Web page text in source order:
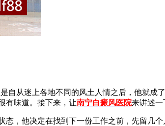
从迷上各地不同的风土人情之后，他就成
有味道。接下来，让南宁白癜风医院来讲述一
他决定在找到下一份工作之前，先留几